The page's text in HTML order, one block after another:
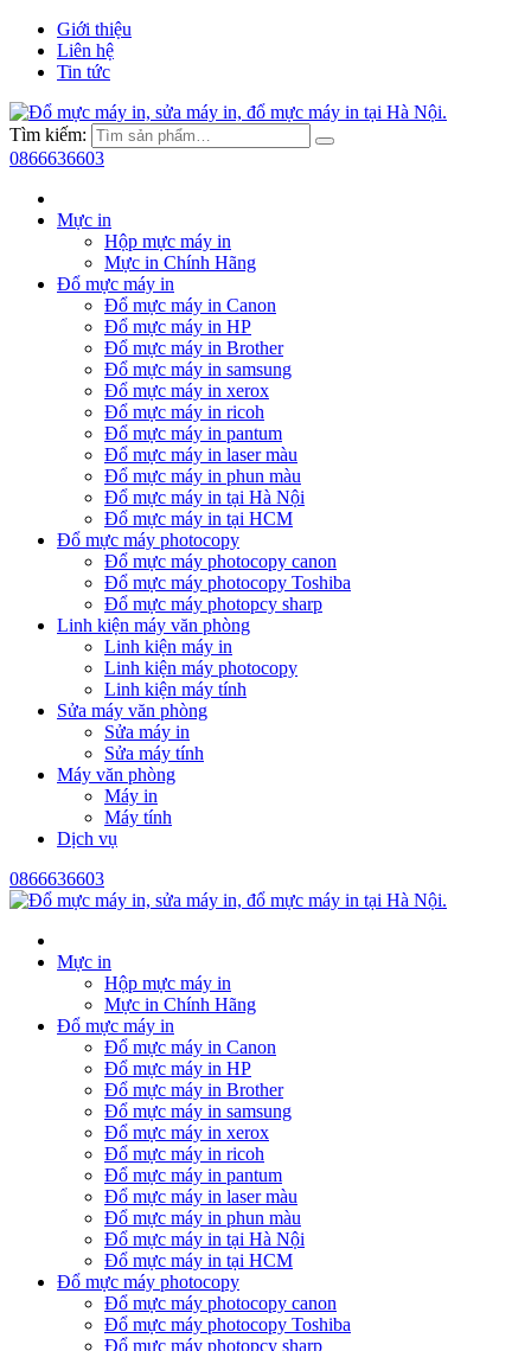
Giới thiệu
Liên hệ
Tin tức
Tìm kiếm:
0866636603
Mực in
Hộp mực máy in
Mực in Chính Hãng
Đổ mực máy in
Đổ mực máy in Canon
Đổ mực máy in HP
Đổ mực máy in Brother
Đổ mực máy in samsung
Đổ mực máy in xerox
Đổ mực máy in ricoh
Đổ mực máy in pantum
Đổ mực máy in laser màu
Đổ mực máy in phun màu
Đổ mực máy in tại Hà Nội
Đổ mực máy in tại HCM
Đổ mực máy photocopy
Đổ mực máy photocopy canon
Đổ mực máy photocopy Toshiba
Đổ mực máy photopcy sharp
Linh kiện máy văn phòng
Linh kiện máy in
Linh kiện máy photocopy
Linh kiện máy tính
Sửa máy văn phòng
Sửa máy in
Sửa máy tính
Máy văn phòng
Máy in
Máy tính
Dịch vụ
0866636603
Mực in
Hộp mực máy in
Mực in Chính Hãng
Đổ mực máy in
Đổ mực máy in Canon
Đổ mực máy in HP
Đổ mực máy in Brother
Đổ mực máy in samsung
Đổ mực máy in xerox
Đổ mực máy in ricoh
Đổ mực máy in pantum
Đổ mực máy in laser màu
Đổ mực máy in phun màu
Đổ mực máy in tại Hà Nội
Đổ mực máy in tại HCM
Đổ mực máy photocopy
Đổ mực máy photocopy canon
Đổ mực máy photocopy Toshiba
Đổ mực máy photopcy sharp